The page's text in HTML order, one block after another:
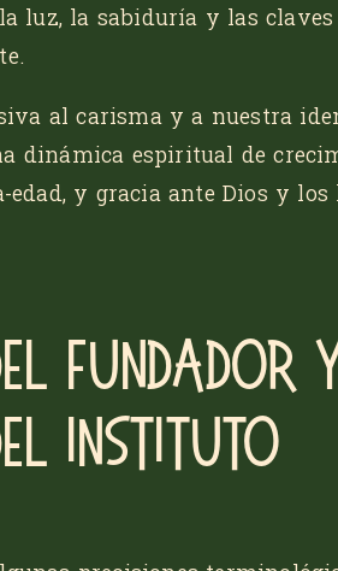
luz, la sabiduría y las
al carisma y a nuestra
dinámica espiritual de
edad, y gracia ante Dios y los
Fundador
Instituto